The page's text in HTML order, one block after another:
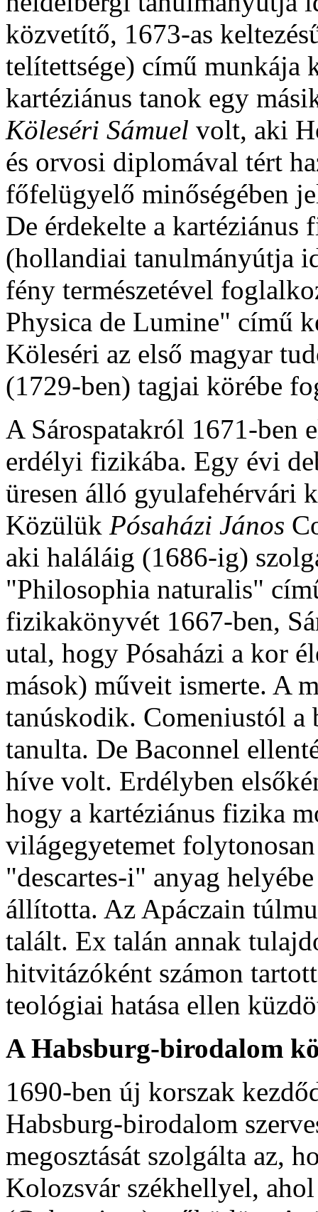
közvetítő, 1673-as
telítettsége) című munkája
kartéziánus tanok egy
Köleséri Sámuel volt, aki
és orvosi diplomával tért
főfelügyelő minőségében
De érdekelte a
(hollandiai tanulmányútja
fény természetével
Physica de Lumine" című
Köleséri az első magyar
(1729-ben) tagjai körébe
A Sárospatakról 1671-ben
erdélyi fizikába. Egy évi
üresen álló gyulafehérvári
Közülük Pósaházi János
aki haláláig (1686-ig)
"Philosophia naturalis"
fizikakönyvét 1667-ben,
utal, hogy Pósaházi a kor
mások) műveit ismerte. A
tanúskodik. Comeniustól a
tanulta. De Baconnel
híve volt. Erdélyben
hogy a kartéziánus fizika
világegyetemet
"descartes-i" anyag
állította. Az Apáczain
talált. Ex talán annak
hitvitázóként számon
teológiai hatása ellen
A Habsburg-birodalom
1690-ben új korszak
Habsburg-birodalom
megosztását szolgálta az,
Kolozsvár székhellyel,